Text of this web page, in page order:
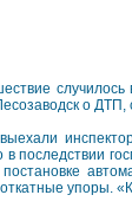
о
в последствии
упоры.